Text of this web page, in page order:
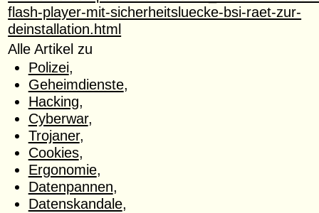
flash-player-mit-sicherheitsluecke-bsi-raet-zur-
deinstallation.html
Alle Artikel zu
Polizei,
Geheimdienste,
Hacking,
Cyberwar,
Trojaner,
Cookies,
Ergonomie,
Datenpannen,
Datenskandale,